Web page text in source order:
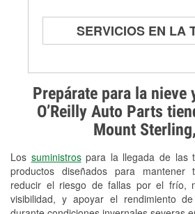
Prepárate para la nieve
O’Reilly Auto Parts
Mount
Los suministrospara la llegada de las
productos diseñados para mantener
reducir el riesgo de fallas por el frío,
visibilidad, y apoyar el rendimiento
SERVICIOS EN LA
Prueba de alternadores
arrancadores
Revisión de la luz
Reciclaje de baterías y
Instalación de bombillas